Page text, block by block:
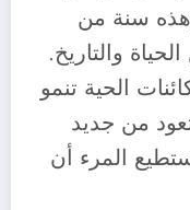
سنة من
والتاريخ.
الحية تنمو
من جديد
المرء أن